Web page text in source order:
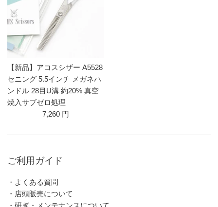
【新品】アコスシザー A5528
セニング 5.5インチ メガネハ
ンドル 28目U溝 約20% 真空
焼入サブゼロ処理
7,260 円
ご利用ガイド
・よくある質問
・店頭販売について
・研ぎ・メンテナンスについて